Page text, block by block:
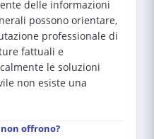
delle informazioni
possono orientare,
professionale di
fattuali e
le soluzioni
non esiste una
offrono?